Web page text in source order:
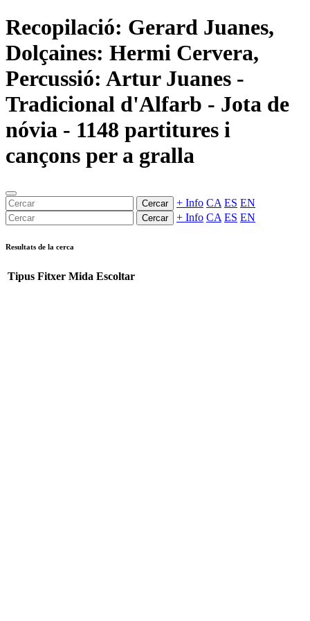
Recopilació: Gerard Juanes,
Dolçaines: Hermi Cervera,
Percussió: Artur Juanes -
Tradicional d'Alfarb - Jota de
nóvia - 1148 partitures i
cançons per a gralla
Cercar + Info CA ES EN
Cercar + Info CA ES EN
Resultats de la cerca
Tipus Fitxer Mida Escoltar